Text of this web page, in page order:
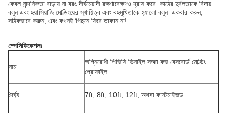
কেবল নান্দনিকতা বাড়ায় না বরং দীর্ঘমেয়াদী রক্ষণাবেক্ষণও হ্রাস করে. কাঠের দুর্বলতাকে বিদায়
বলুন এবং হুয়াসিয়াজি মোল্ডিংয়ের স্থায়িত্ব এবং বহুমুখিতাকে হ্যালো বলুন ️ একবার করুন,
সঠিকভাবে করুন, এবং কখনই পিছনে ফিরে তাকান না!
স্পেসিফিকেশনঃ
নাম
অগ্নিরোধী পিভিসি ভিনাইল সজ্জা কভ বেসবোর্ড মোল্ডিং
প্রোফাইল
দৈর্ঘ্য 7ft, 8ft, 10ft, 12ft, অথবা কাস্টমাইজড